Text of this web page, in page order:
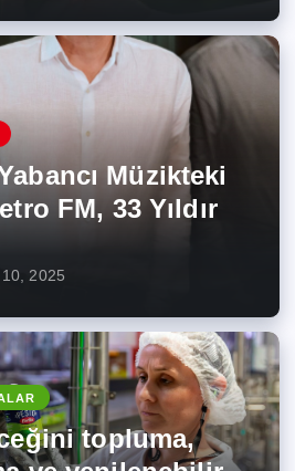
Müzikteki
FM, 33 Yıldır
2025
topluma,